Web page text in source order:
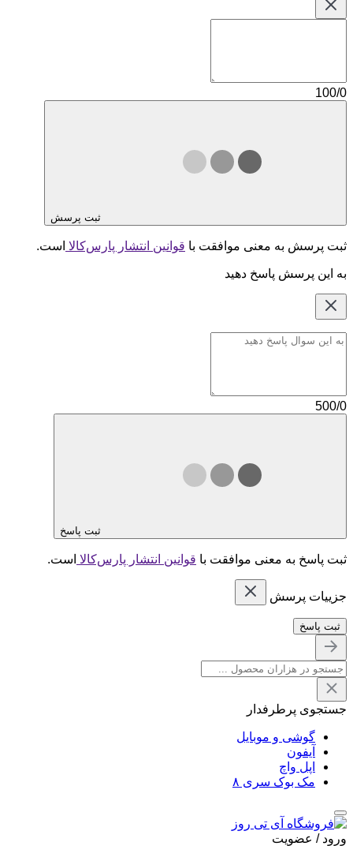
100/0
ثبت پرسش
ثبت پرسش به معنی موافقت با قوانین انتشار پارس‌کالا است.
به این پرسش پاسخ دهید
500/0
ثبت پاسخ
ثبت پاسخ به معنی موافقت با قوانین انتشار پارس‌کالا است.
جزییات پرسش
ثبت پاسخ
جستجوی پرطرفدار
گوشی و موبایل
آیفون
اپل واچ
مک بوک سری ۸
ورود / عضویت